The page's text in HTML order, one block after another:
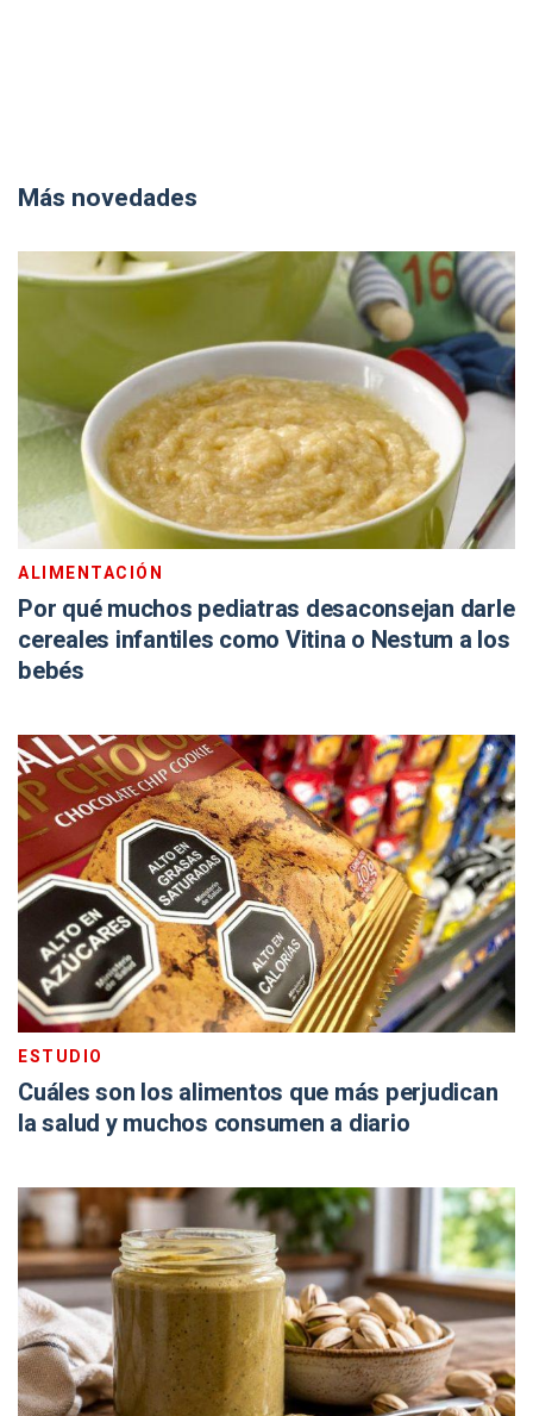
Más novedades
ALIMENTACIÓN
Por qué muchos pediatras desaconsejan darle
cereales infantiles como Vitina o Nestum a los
bebés
ESTUDIO
Cuáles son los alimentos que más perjudican
la salud y muchos consumen a diario